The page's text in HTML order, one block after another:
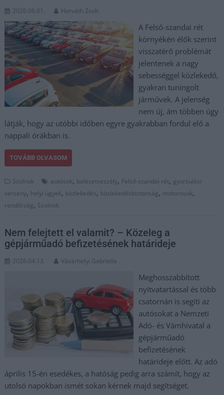
2026.06.01. Horváth Zsolt
A Felső-szandai rét
környékén élők szerint
visszatérő problémát
jelentenek a nagy
sebességgel közlekedő,
gyakran tuningolt
járművek. A jelenség
nem új, ám többen úgy
látják, hogy az utóbbi időben egyre gyakrabban fordul elő a
nappali órákban is.
TOVÁBB OLVASOM
Szolnok autósok, balesetveszély, Felső-szandai rét, gyorsulási
verseny, helyi ügyek, közlekedés, közlekedésbiztonság, motorosok,
rendőrség, Szolnok
Nem felejtett el valamit? – Közeleg a
gépjárműadó befizetésének határideje
2026.04.13. Vásárhelyi Gabriella
Meghosszabbított
nyitvatartással és több
csatornán is segíti az
autósokat a Nemzeti
Adó- és Vámhivatal a
gépjárműadó
befizetésének
határideje előtt. Az adó
április 15-én esedékes, a hatóság pedig arra számít, hogy az
utolsó napokban ismét sokan kérnek majd segítséget.